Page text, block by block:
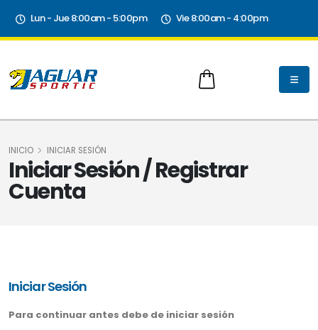
Lun - Jue 8:00am - 5:00pm Vie 8:00am - 4:00pm
Iniciar Sesión / Registrar
Cuenta
INICIO INICIAR SESIÓN
Iniciar Sesión
Para continuar antes debe de iniciar sesión